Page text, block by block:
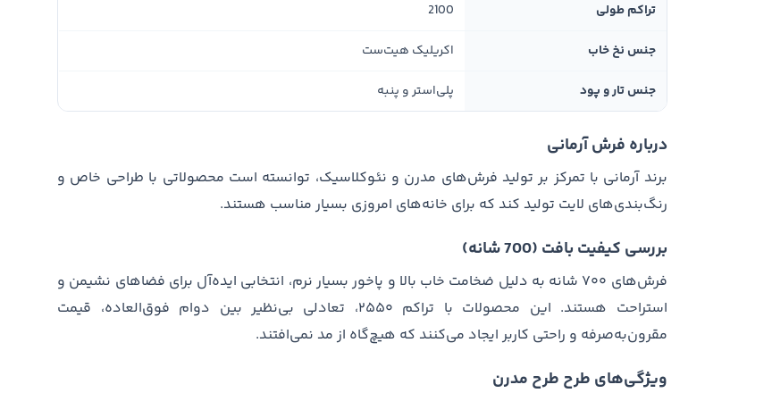
تراکم طولی 2100
جنس نخ خاب اکریلیک هیت‌ست
جنس تار و پود پلی‌استر و پنبه
درباره فرش آرمانی
برند آرمانی با تمرکز بر تولید فرش‌های مدرن و نئوکلاسیک، توانسته است محصولاتی با طراحی خاص و
رنگ‌بندی‌های لایت تولید کند که برای خانه‌های امروزی بسیار مناسب هستند.
بررسی کیفیت بافت (700 شانه)
فرش‌های ۷۰۰ شانه به دلیل ضخامت خاب بالا و پاخور بسیار نرم، انتخابی ایده‌آل برای فضاهای نشیمن و
استراحت هستند. این محصولات با تراکم ۲۵۵۰، تعادلی بی‌نظیر بین دوام فوق‌العاده، قیمت
مقرون‌به‌صرفه و راحتی کاربر ایجاد می‌کنند که هیچ‌گاه از مد نمی‌افتند.
ویژگی‌های طرح طرح مدرن